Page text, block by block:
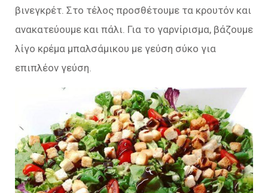
βινεγκρέτ. Στο τέλος προσθέτουμε τα κρουτόν και
ανακατεύουμε και πάλι. Για το γαρνίρισμα, βάζουμε
λίγο κρέμα μπαλσάμικου με γεύση σύκο για
επιπλέον γεύση.